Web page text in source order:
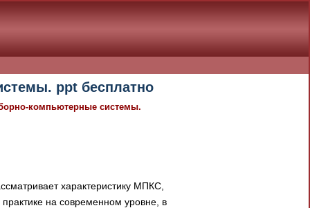
ppt бесплатно
компьютерные системы.
характеристику МПКС,
на современном уровне, в